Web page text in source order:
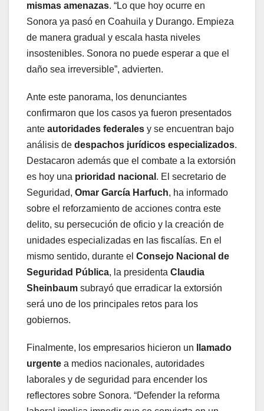
mismas amenazas. “Lo que hoy ocurre en
Sonora ya pasó en Coahuila y Durango. Empieza
de manera gradual y escala hasta niveles
insostenibles. Sonora no puede esperar a que el
daño sea irreversible”, advierten.
Ante este panorama, los denunciantes
confirmaron que los casos ya fueron presentados
ante autoridades federales y se encuentran bajo
análisis de despachos jurídicos especializados.
Destacaron además que el combate a la extorsión
es hoy una prioridad nacional . El secretario de
Seguridad, Omar García Harfuch, ha informado
sobre el reforzamiento de acciones contra este
delito, su persecución de oficio y la creación de
unidades especializadas en las fiscalías. En el
mismo sentido, durante el Consejo Nacional de
Seguridad Pública, la presidenta Claudia
Sheinbaum subrayó que erradicar la extorsión
será uno de los principales retos para los
gobiernos.
Finalmente, los empresarios hicieron un
llamado
urgente a medios nacionales, autoridades
laborales y de seguridad para encender los
reflectores sobre Sonora. “Defender la reforma